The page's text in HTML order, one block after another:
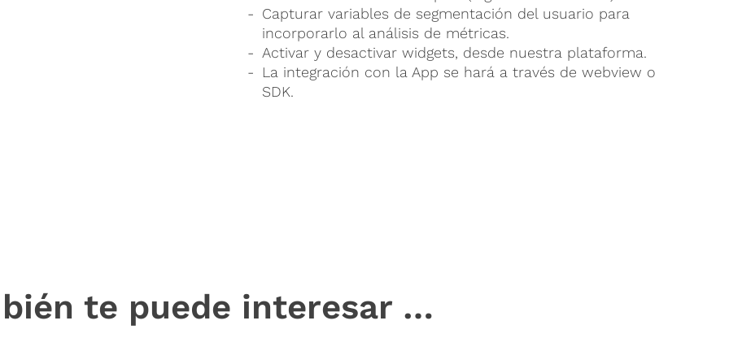
Capturar variables de segmentación del usuario para
incorporarlo al análisis de métricas.
Activar y desactivar widgets, desde nuestra plataforma.
La integración con la App se hará a través de webview o
SDK.
te puede interesar …